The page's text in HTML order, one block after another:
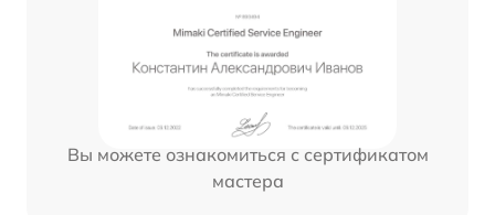
Вы можете ознакомиться с сертификатом
мастера